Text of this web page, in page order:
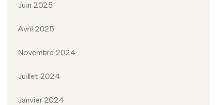
Juin 2025
Avril 2025
Novembre 2024
Juillet 2024
Janvier 2024